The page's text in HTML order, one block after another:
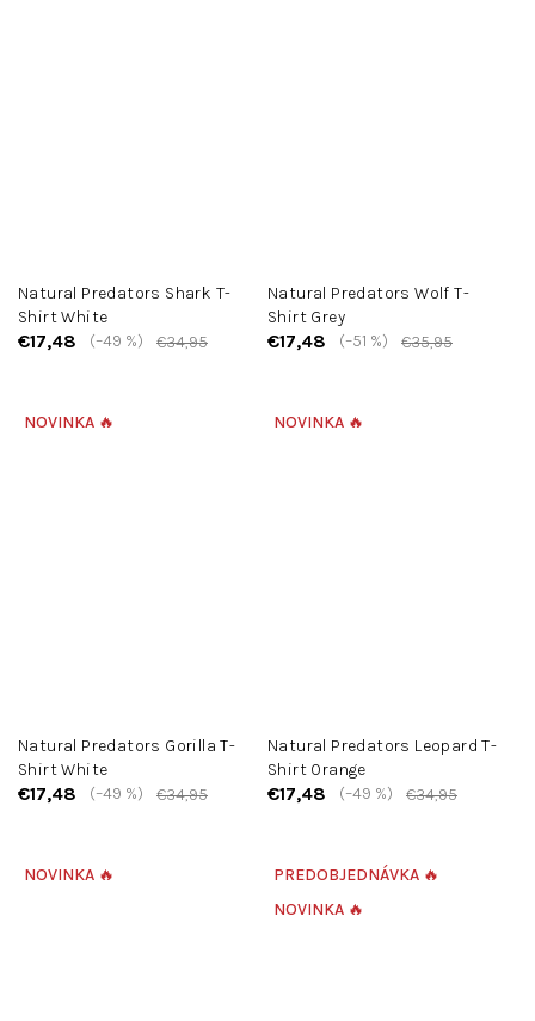
Natural Predators Shark T-
Shirt White
€17,48 €34,95
(–49 %)
Natural Predators Wolf T-
Shirt Grey
€17,48 €35,95
(–51 %)
NOVINKA 🔥
Natural Predators Gorilla T-
Shirt White
€17,48 €34,95
(–49 %)
NOVINKA 🔥
Natural Predators Leopard T-
Shirt Orange
€17,48 €34,95
(–49 %)
NOVINKA 🔥
PREDOBJEDNÁVKA 🔥
NOVINKA 🔥